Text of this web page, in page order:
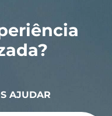
AJUDAR